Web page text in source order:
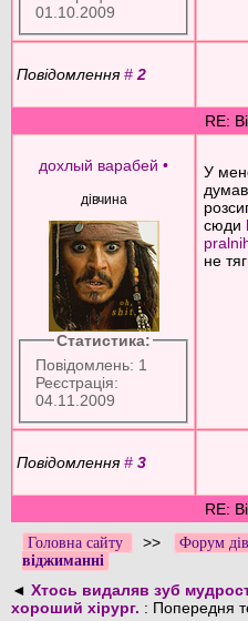
01.10.2009
Повідомлення# 2
RE:
дохлый варабей •
дівчина
Статистика:
Повідомлень: 1
Реєстрація:
04.11.2009
У
сюди
не
Повідомлення# 3
RE:
Головна сайту >> Форум
віджиманні
◄ Хтось видаляв зуб
хороший хірург. : Попередня